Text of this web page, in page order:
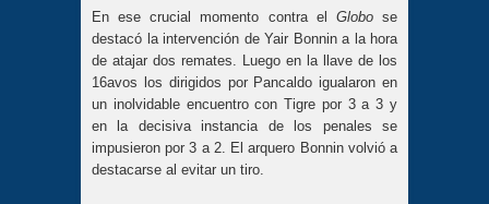
En ese crucial momento contra el Globose
destacó la intervención de Yair Bonnin a la hora
de atajar dos remates. Luego en la llave de los
16avos los dirigidos por Pancaldo igualaron en
un inolvidable encuentro con Tigre por 3 a 3 y
en la decisiva instancia de los penales se
impusieron por 3 a 2. El arquero Bonnin volvió a
destacarse al evitar un tiro.